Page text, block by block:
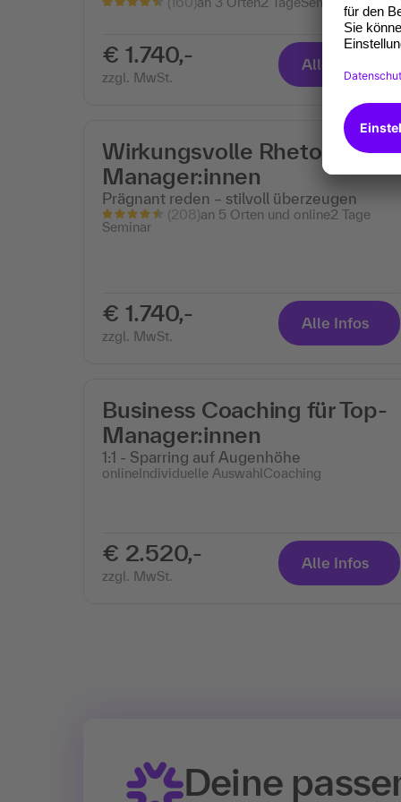
€ 1.740,-
zzgl. MwSt.
Alle Infos
Wirkungsvolle Rhetorik für
Manager:innen
Prägnant reden – stilvoll überzeugen
(208)an 5 Orten und online2 Tage
Seminar
€ 1.740,-
zzgl. MwSt.
Alle Infos
Business Coaching für Top-
Manager:innen
1:1 - Sparring auf Augenhöhe
onlineIndividuelle AuswahlCoaching
€ 2.520,-
zzgl. MwSt.
Alle Infos
Deine